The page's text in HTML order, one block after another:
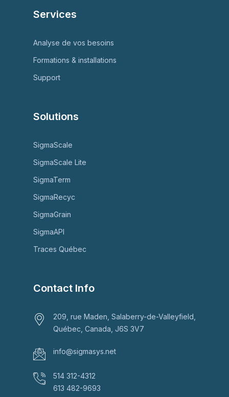
Services
Analyse de vos besoins
Formations & installations
Support
Solutions
SigmaScale
SigmaScale Lite
SigmaTerm
SigmaRecyc
SigmaGrain
SigmaAPI
Traces Québec
Contact Info
209, rue Maden, Salaberry-de-Valleyfield,
Québec, Canada, J6S 3V7
info@sigmasys.net
514 312-4312
613 482-9693